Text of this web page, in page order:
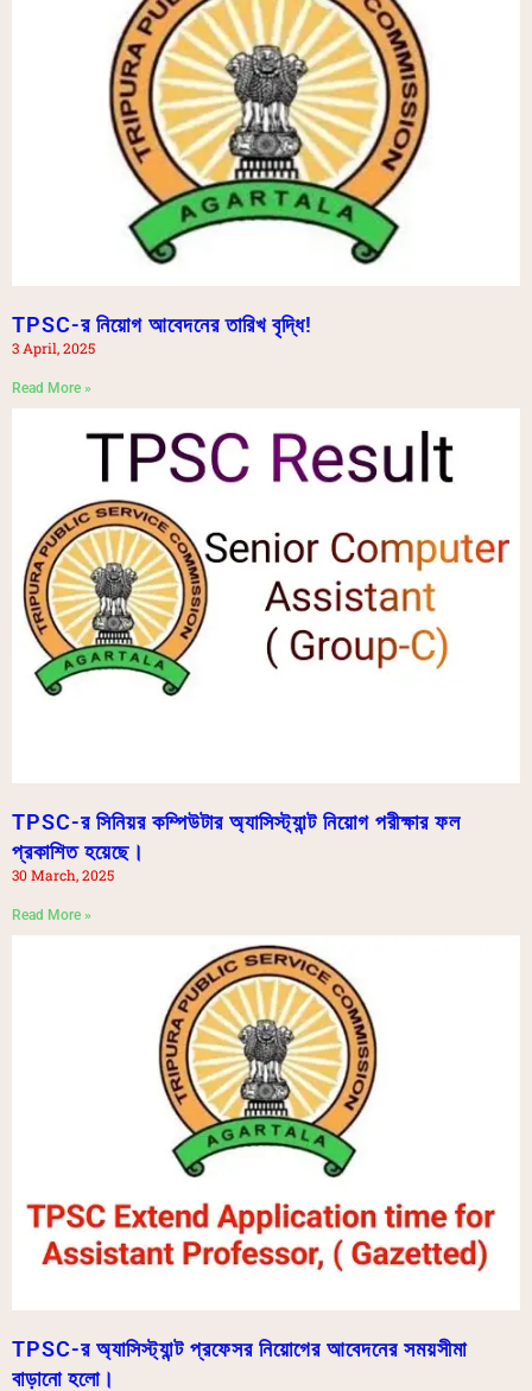
TPSC-র নিয়োগ আবেদনের তারিখ বৃদ্ধি!
3 April, 2025
Read More »
TPSC-র সিনিয়র কম্পিউটার অ্যাসিস্ট্যান্ট নিয়োগ পরীক্ষার ফল
প্রকাশিত হয়েছে।
30 March, 2025
Read More »
TPSC-র অ্যাসিস্ট্যান্ট প্রফেসর নিয়োগের আবেদনের সময়সীমা
বাড়ানো হলো।